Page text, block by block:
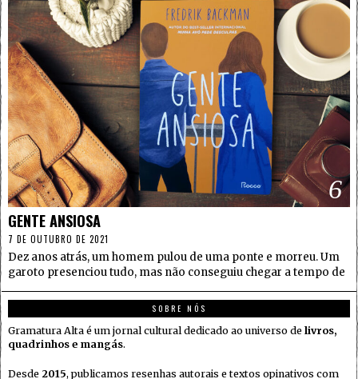
6
GENTE ANSIOSA
7 DE OUTUBRO DE 2021
Dez anos atrás, um homem pulou de uma ponte e morreu. Um
garoto presenciou tudo, mas não conseguiu chegar a tempo de
SOBRE NÓS
Gramatura Alta é um jornal cultural dedicado ao universo de livros,
quadrinhos e mangás.
Desde 2015, publicamos resenhas autorais e textos opinativos com